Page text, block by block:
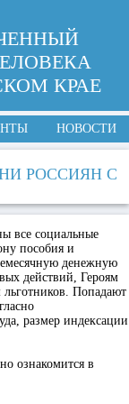
КРАЕ
НОВОСТИ
РОССИЯН С
все социальные
пособия и
денежную
действий, Героям
Попадают
размер индексации
ознакомится в